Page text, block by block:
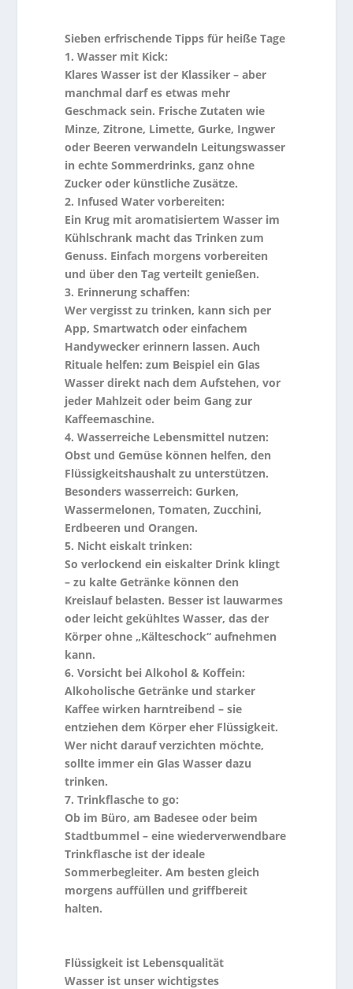
Sieben erfrischende Tipps für heiße Tage
1. Wasser mit Kick:
Klares Wasser ist der Klassiker – aber
manchmal darf es etwas mehr
Geschmack sein. Frische Zutaten wie
Minze, Zitrone, Limette, Gurke, Ingwer
oder Beeren verwandeln Leitungswasser
in echte Sommerdrinks, ganz ohne
Zucker oder künstliche Zusätze.
2. Infused Water vorbereiten:
Ein Krug mit aromatisiertem Wasser im
Kühlschrank macht das Trinken zum
Genuss. Einfach morgens vorbereiten
und über den Tag verteilt genießen.
3. Erinnerung schaffen:
Wer vergisst zu trinken, kann sich per
App, Smartwatch oder einfachem
Handywecker erinnern lassen. Auch
Rituale helfen: zum Beispiel ein Glas
Wasser direkt nach dem Aufstehen, vor
jeder Mahlzeit oder beim Gang zur
Kaffeemaschine.
4. Wasserreiche Lebensmittel nutzen:
Obst und Gemüse können helfen, den
Flüssigkeitshaushalt zu unterstützen.
Besonders wasserreich: Gurken,
Wassermelonen, Tomaten, Zucchini,
Erdbeeren und Orangen.
5. Nicht eiskalt trinken:
So verlockend ein eiskalter Drink klingt
– zu kalte Getränke können den
Kreislauf belasten. Besser ist lauwarmes
oder leicht gekühltes Wasser, das der
Körper ohne „Kälteschock“ aufnehmen
kann.
6. Vorsicht bei Alkohol & Koffein:
Alkoholische Getränke und starker
Kaffee wirken harntreibend – sie
entziehen dem Körper eher Flüssigkeit.
Wer nicht darauf verzichten möchte,
sollte immer ein Glas Wasser dazu
trinken.
7. Trinkflasche to go:
Ob im Büro, am Badesee oder beim
Stadtbummel – eine wiederverwendbare
Trinkflasche ist der ideale
Sommerbegleiter. Am besten gleich
morgens auffüllen und griffbereit
halten.
Flüssigkeit ist Lebensqualität
Wasser ist unser wichtigstes